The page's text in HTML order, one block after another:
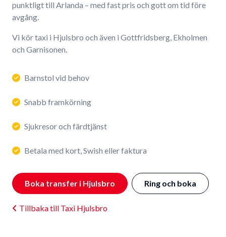
punktligt till Arlanda – med fast pris och gott om tid före
avgång.
Vi kör taxi i Hjulsbro och även i Gottfridsberg, Ekholmen
och Garnisonen.
Barnstol vid behov
Snabb framkörning
Sjukresor och färdtjänst
Betala med kort, Swish eller faktura
Boka transfer i Hjulsbro Ring och boka
Tillbaka till Taxi Hjulsbro